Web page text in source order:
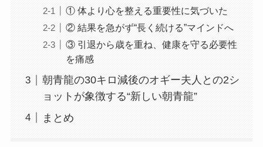
① 体より心を整える重要性に気づいた
② 結果を急がず“長く続ける”マインドへ
③ 引退から歳を重ね、健康を守る必要性
を痛感
朝青龍の30キロ減後のオギー夫人との2シ
ョットが象徴する“新しい朝青龍”
まとめ